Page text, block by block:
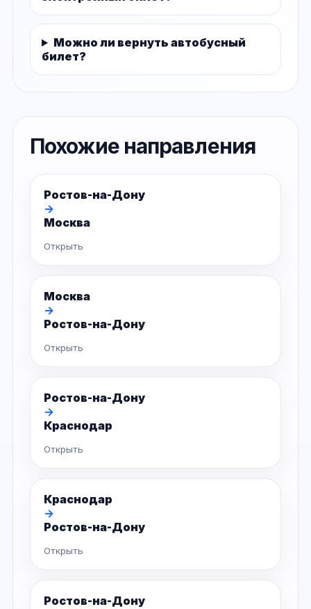
Можно ли вернуть автобусный
билет?
Похожие направления
Ростов-на-Дону
→
Москва
Открыть
Москва
→
Ростов-на-Дону
Открыть
Ростов-на-Дону
→
Краснодар
Открыть
Краснодар
→
Ростов-на-Дону
Открыть
Ростов-на-Дону